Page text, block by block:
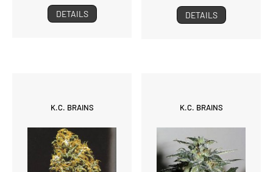
DETAILS DETAILS
K.C. BRAINS K.C. BRAINS